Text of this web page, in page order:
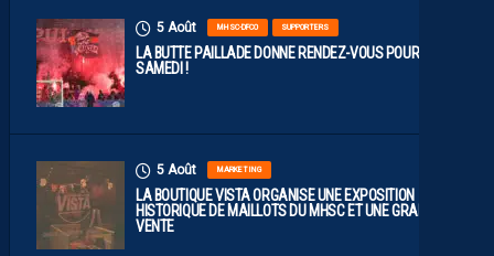
5 Août MHSC-DFCO SUPPORTERS
LA BUTTE PAILLADE DONNE RENDEZ-VOUS POUR
SAMEDI !
5 Août MARKETING
LA BOUTIQUE VISTA ORGANISE UNE EXPOSITION
HISTORIQUE DE MAILLOTS DU MHSC ET UNE GRANDE
VENTE